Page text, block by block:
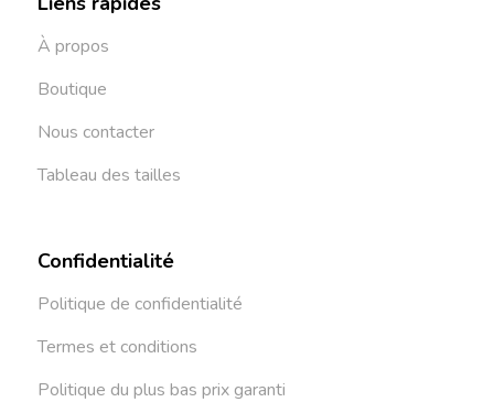
À propos
Boutique
Nous contacter
Tableau des tailles
Confidentialité
Politique de confidentialité
Termes et conditions
Politique du plus bas prix garanti